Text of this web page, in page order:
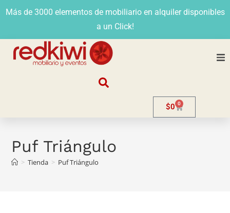
Más de 3000 elementos de mobiliario en alquiler disponibles
a un Click!
$0 0
Puf Triángulo
> Tienda > Puf Triángulo